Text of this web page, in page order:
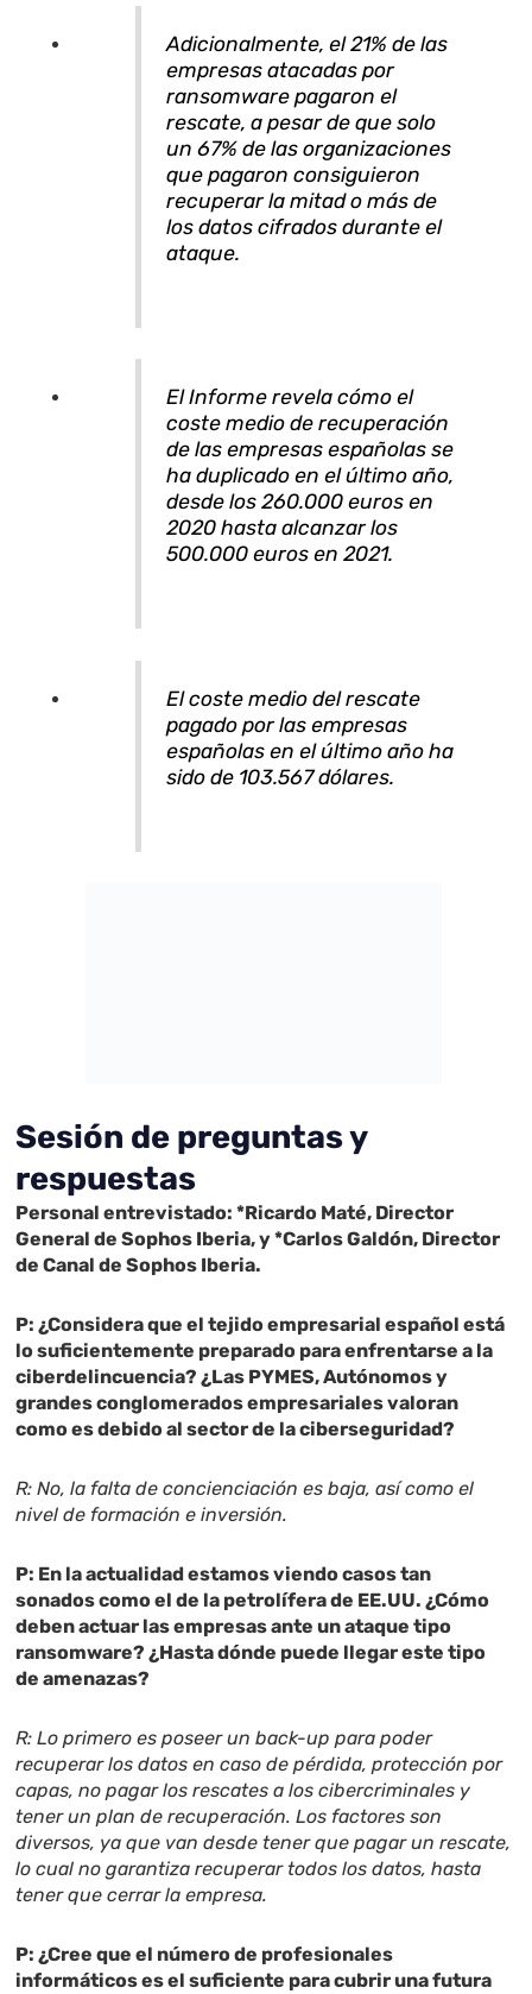
Adicionalmente, el 21% de las
empresas atacadas por
ransomware pagaron el
rescate, a pesar de que solo
un 67% de las organizaciones
que pagaron consiguieron
recuperar la mitad o más de
los datos cifrados durante el
ataque.
El Informe revela cómo el
coste medio de recuperación
de las empresas españolas se
ha duplicado en el último año,
desde los 260.000 euros en
2020 hasta alcanzar los
500.000 euros en 2021.
El coste medio del rescate
pagado por las empresas
españolas en el último año ha
sido de 103.567 dólares.
Sesión de preguntas y
respuestas
Personal entrevistado: *Ricardo Maté, Director
General de Sophos Iberia, y *Carlos Galdón, Director
de Canal de Sophos Iberia.
P: ¿Considera que el tejido empresarial español está
lo suficientemente preparado para enfrentarse a la
ciberdelincuencia? ¿Las PYMES, Autónomos y
grandes conglomerados empresariales valoran
como es debido al sector de la ciberseguridad?
R: No, la falta de concienciación es baja, así como el
nivel de formación e inversión.
P: En la actualidad estamos viendo casos tan
sonados como el de la petrolífera de EE.UU. ¿Cómo
deben actuar las empresas ante un ataque tipo
ransomware? ¿Hasta dónde puede llegar este tipo
de amenazas?
R: Lo primero es poseer un back-up para poder
recuperar los datos en caso de pérdida, protección por
capas, no pagar los rescates a los cibercriminales y
tener un plan de recuperación. Los factores son
diversos, ya que van desde tener que pagar un rescate,
lo cual no garantiza recuperar todos los datos, hasta
tener que cerrar la empresa.
P: ¿Cree que el número de profesionales
informáticos es el suficiente para cubrir una futura